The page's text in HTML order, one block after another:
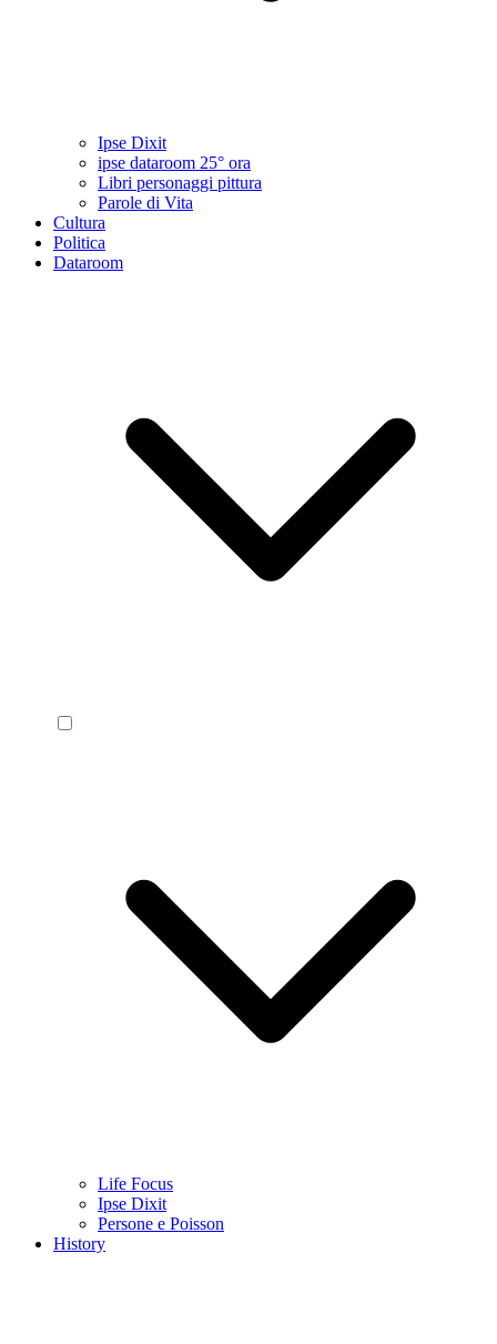
Ipse Dixit
ipse dataroom 25° ora
Libri personaggi pittura
Parole di Vita
Cultura
Politica
Dataroom
Life Focus
Ipse Dixit
Persone e Poisson
History